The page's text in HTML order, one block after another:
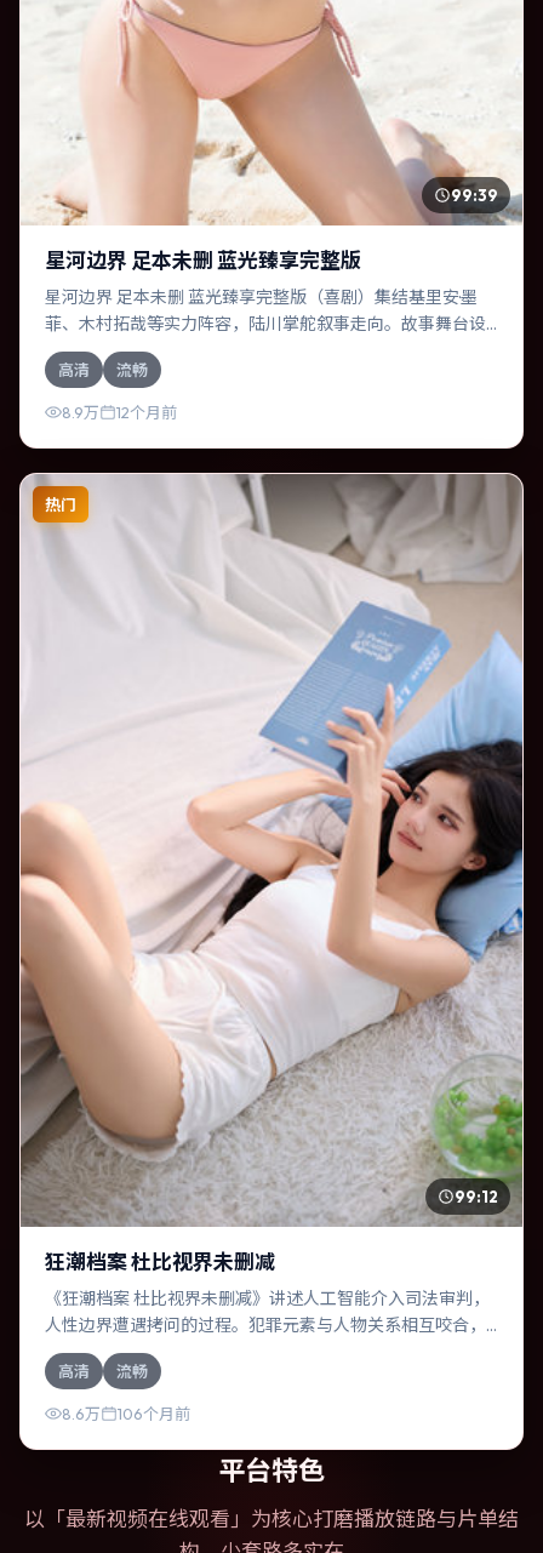
99:39
星河边界 足本未删 蓝光臻享完整版
星河边界 足本未删 蓝光臻享完整版（喜剧）集结基里安·墨
菲、木村拓哉等实力阵容，陆川掌舵叙事走向。故事舞台设
定于泰国，围绕一次意外选择展开连锁反应；配乐与色彩高
度服务于主题，结尾留白耐人寻味。
高清 流畅
8.9万 12个月前
热门
99:12
狂潮档案 杜比视界未删减
《狂潮档案 杜比视界未删减》讲述人工智能介入司法审判，
人性边界遭遇拷问的过程。犯罪元素与人物关系相互咬合，
梁朝伟、马东锡的对手戏尤为出彩。导演娄烨善于在长镜头
中积蓄张力，本片亦在中国大陆实地取景，增强真实质感。
高清 流畅
8.6万 106个月前
平台特色
以「最新视频在线观看 」为核心打磨播放链路与片单结